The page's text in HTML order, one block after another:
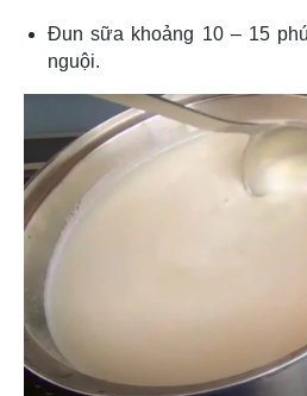
Đun sữa khoảng 10 – 15
nguội.